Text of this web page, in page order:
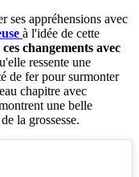
ses appréhensions avec
à l'idée de cette
changements avec
ressente une
de fer pour surmonter
chapitre avec
une belle
la grossesse.